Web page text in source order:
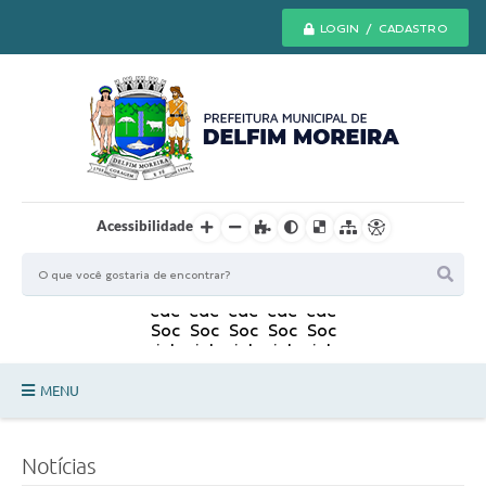
LOGIN / CADASTRO
Acessibilidade
MENU
Notícias